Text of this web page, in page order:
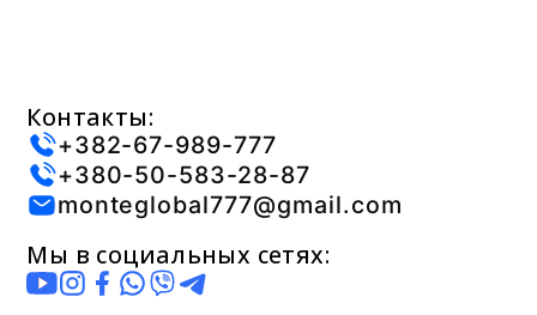
Контакты:
+382-67-989-777
+380-50-583-28-87
monteglobal777@gmail.com
Мы в социальных сетях: